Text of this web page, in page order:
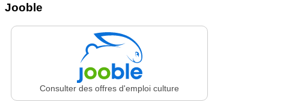
Jooble
Consulter des offres d'emploi culture